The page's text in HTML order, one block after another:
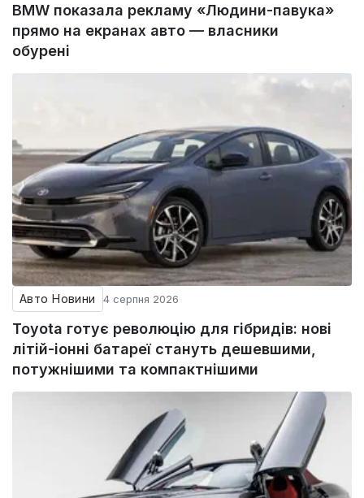
BMW показала рекламу «Людини-павука»
прямо на екранах авто — власники
обурені
Авто Новини 4 серпня 2026
Toyota готує революцію для гібридів: нові
літій-іонні батареї стануть дешевшими,
потужнішими та компактнішими